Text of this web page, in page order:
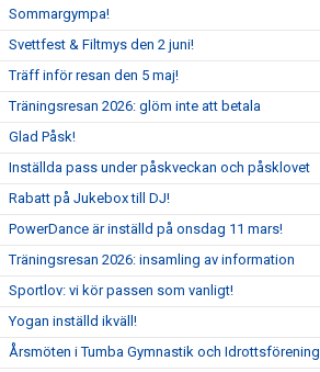
Sommargympa!
Svettfest & Filtmys den 2 juni!
Träff inför resan den 5 maj!
Träningsresan 2026: glöm inte att betala
Glad Påsk!
Inställda pass under påskveckan och påsklovet
Rabatt på Jukebox till DJ!
PowerDance är inställd på onsdag 11 mars!
Träningsresan 2026: insamling av information
Sportlov: vi kör passen som vanligt!
Yogan inställd ikväll!
Årsmöten i Tumba Gymnastik och Idrottsförening